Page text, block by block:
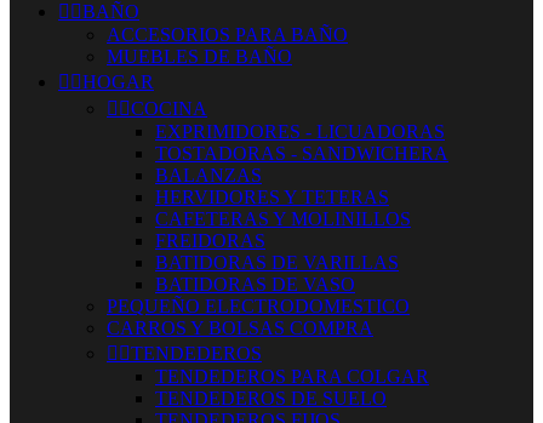
 BAÑO
ACCESORIOS PARA BAÑO
MUEBLES DE BAÑO
 HOGAR
 COCINA
EXPRIMIDORES - LICUADORAS
TOSTADORAS - SANDWICHERA
BALANZAS
HERVIDORES Y TETERAS
CAFETERAS Y MOLINILLOS
FREIDORAS
BATIDORAS DE VARILLAS
BATIDORAS DE VASO
PEQUEÑO ELECTRODOMESTICO
CARROS Y BOLSAS COMPRA
 TENDEDEROS
TENDEDEROS PARA COLGAR
TENDEDEROS DE SUELO